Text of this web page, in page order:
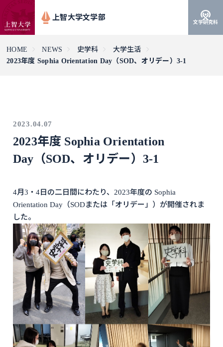
上智大学文学部
文学研究科
HOME NEWS 史学科
大学生活
2023年度 Sophia Orientation Day（SOD、オリデー）3-1
2023.04.07
2023年度 Sophia Orientation
Day（SOD、オリデー）3-1
4月3・4日の二日間にわたり、2023年度の Sophia
Orientation Day（SODまたは「オリデー」）が開催されま
した。